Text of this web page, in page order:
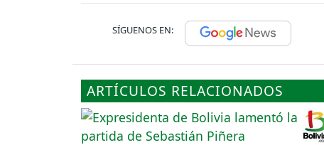
SÍGUENOS EN:
ARTÍCULOS RELACIONADOS